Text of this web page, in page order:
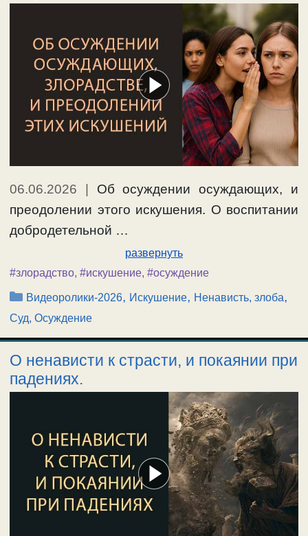
06.06.2026 | Об осуждении осуждающих, и
преодолении этого искушения. О воспитании
добродетельной …
развернуть
#злорадство, #искушение, #осуждение
Рубрики
Видеоролики-2026, Искушение, Ненависть, злоба,
Суд, Осуждение
О ненависти к страсти, и покаянии при
падениях.